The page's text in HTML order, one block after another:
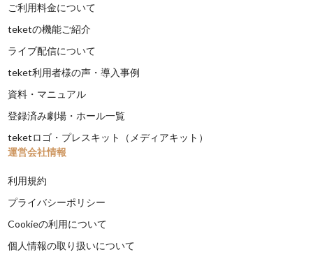
ご利用料金について
teketの機能ご紹介
ライブ配信について
teket利用者様の声・導入事例
資料・マニュアル
登録済み劇場・ホール一覧
teketロゴ・プレスキット（メディアキット）
運営会社情報
利用規約
プライバシーポリシー
Cookieの利用について
個人情報の取り扱いについて